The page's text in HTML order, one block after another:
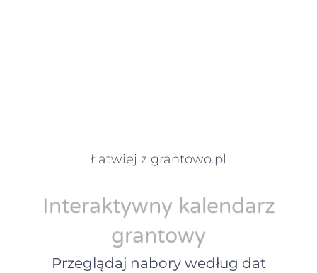
Łatwiej z grantowo.pl
Interaktywny kalendarz
grantowy
Przeglądaj nabory według dat